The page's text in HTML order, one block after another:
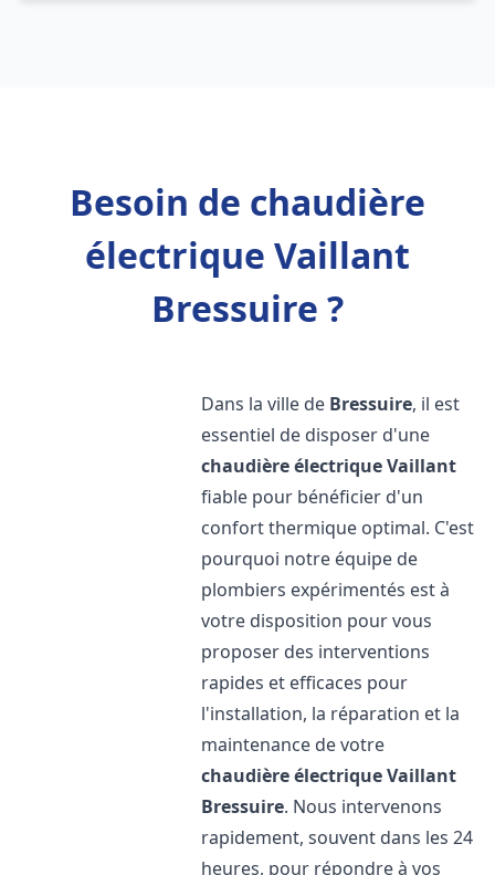
Besoin de chaudière
électrique Vaillant
Bressuire ?
Dans la ville de Bressuire, il est
essentiel de disposer d'une
chaudière électrique Vaillant
fiable pour bénéficier d'un
confort thermique optimal. C'est
pourquoi notre équipe de
plombiers expérimentés est à
votre disposition pour vous
proposer des interventions
rapides et efficaces pour
l'installation, la réparation et la
maintenance de votre
chaudière électrique Vaillant
Bressuire. Nous intervenons
rapidement, souvent dans les 24
heures, pour répondre à vos